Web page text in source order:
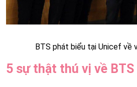
BTS phát biểu tại Unicef về
5 sự thật thú vị về BTS